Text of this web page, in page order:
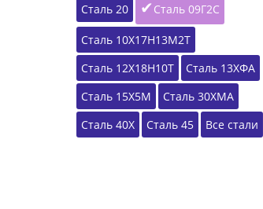
Сталь 20
Сталь 09Г2С
Сталь 10Х17Н13М2Т
Сталь 12Х18Н10Т
Сталь 13ХФА
Сталь 15Х5М
Сталь 30ХМА
Сталь 40Х
Сталь 45 Все стали